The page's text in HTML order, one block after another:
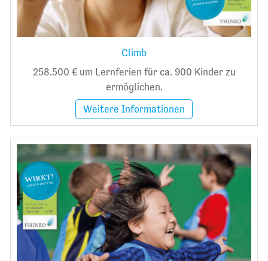
Climb
258.500 € um Lernferien für ca. 900 Kinder zu
ermöglichen.
Weitere Informationen